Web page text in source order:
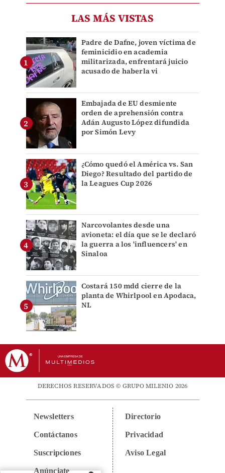
LAS MÁS VISTAS
Padre de Dafne, joven víctima de
feminicidio en academia
militarizada, enfrentará juicio
acusado de haberla vi
Embajada de EU desmiente
orden de aprehensión contra
Adán Augusto López difundida
por Simón Levy
¿Cómo quedó el América vs. San
Diego? Resultado del partido de
la Leagues Cup 2026
Narcovolantes desde una
avioneta: el día que se le declaró
la guerra a los 'influencers' en
Sinaloa
Costará 150 mdd cierre de la
planta de Whirlpool en Apodaca,
NL
DERECHOS RESERVADOS © GRUPO MILENIO 2026
Newsletters
Contáctanos
Suscripciones
Anúnciate
Directorio
Privacidad
Aviso Legal